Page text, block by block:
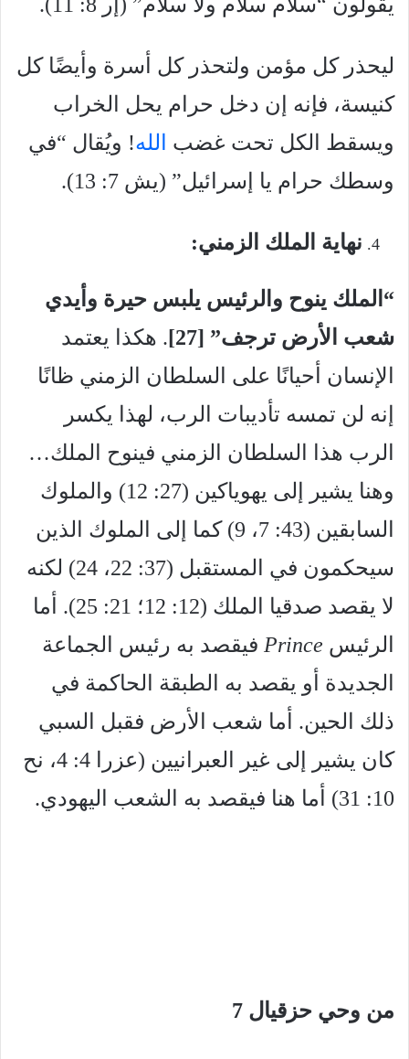
ليحذر كل مؤمن ولتحذر كل أسرة وأيضًا كل
كنيسة، فإنه إن دخل حرام يحل الخراب
ويسقط الكل تحت غضب
الله! ويُقال “في
وسطك حرام يا إسرائيل” (يش 7: 13).
نهاية الملك الزمني:
“الملك ينوح والرئيس يلبس حيرة وأيدي
شعب الأرض ترجف” [27
]. هكذا يعتمد
الإنسان أحيانًا على السلطان الزمني ظانًا
إنه لن تمسه تأديبات الرب، لهذا يكسر
الرب هذا السلطان الزمني فينوح الملك…
وهنا يشير إلى يهوياكين (27: 12) والملوك
السابقين (43: 7، 9) كما إلى الملوك الذين
سيحكمون في المستقبل (37: 22، 24) لكنه
لا يقصد صدقيا الملك (12: 12؛ 21: 25). أما
الرئيس Prince فيقصد به رئيس الجماعة
الجديدة أو يقصد به الطبقة الحاكمة في
ذلك الحين. أما شعب الأرض فقبل السبي
كان يشير إلى غير العبرانيين (عزرا 4: 4، نح
10: 31) أما هنا فيقصد به الشعب اليهودي.
من وحي حزقيال 7